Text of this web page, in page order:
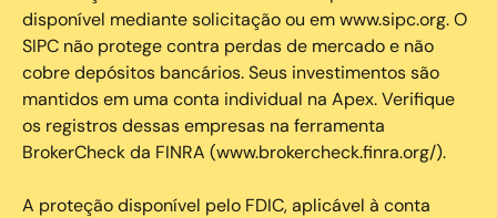
disponível mediante solicitação ou em www.sipc.org. O
SIPC não protege contra perdas de mercado e não
cobre depósitos bancários. Seus investimentos são
mantidos em uma conta individual na Apex. Verifique
os registros dessas empresas na ferramenta
BrokerCheck da FINRA (www.brokercheck.finra.org/).
A proteção disponível pelo FDIC, aplicável à conta